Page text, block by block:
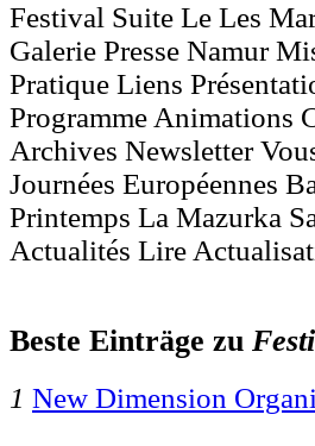
Festival Suite Le Les
Galerie Presse Namur
Pratique Liens
Programme Animations
Archives Newsletter
Journées Européennes
Printemps La Mazurka
Actualités Lire
Beste Einträge zu
1 New Dimension